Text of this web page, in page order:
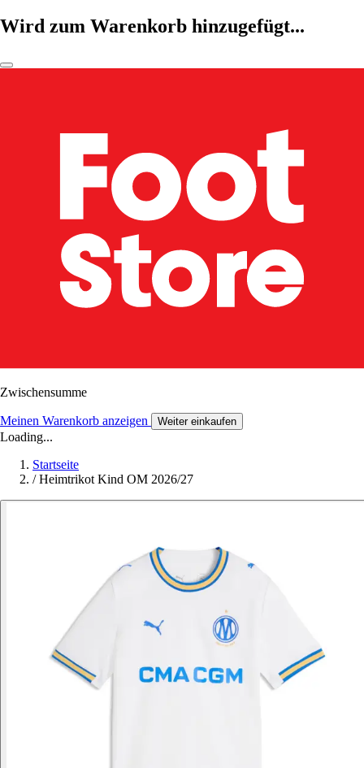
Wird zum Warenkorb hinzugefügt...
Zwischensumme
Meinen Warenkorb anzeigen Weiter einkaufen
Loading...
Startseite
/ Heimtrikot Kind OM 2026/27